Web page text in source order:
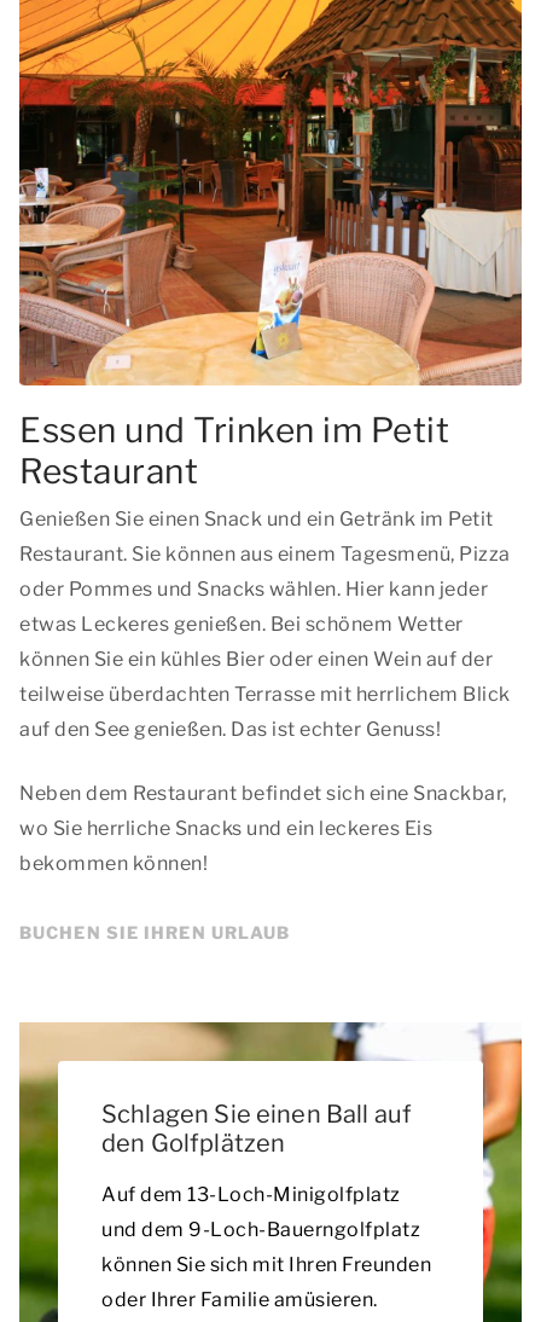
Essen und Trinken im Petit
Restaurant
Genießen Sie einen Snack und ein Getränk im Petit
Restaurant. Sie können aus einem Tagesmenü, Pizza
oder Pommes und Snacks wählen. Hier kann jeder
etwas Leckeres genießen. Bei schönem Wetter
können Sie ein kühles Bier oder einen Wein auf der
teilweise überdachten Terrasse mit herrlichem Blick
auf den See genießen. Das ist echter Genuss!
Neben dem Restaurant befindet sich eine Snackbar,
wo Sie herrliche Snacks und ein leckeres Eis
bekommen können!
BUCHEN SIE IHREN URLAUB
Schlagen Sie einen Ball auf
den Golfplätzen
Auf dem 13-Loch-Minigolfplatz
und dem 9-Loch-Bauerngolfplatz
können Sie sich mit Ihren Freunden
oder Ihrer Familie amüsieren.